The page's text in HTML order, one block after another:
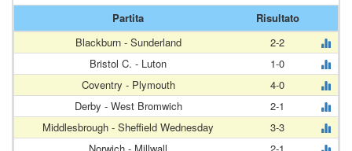
Partita
Risultato
Blackburn - Sunderland
2-2
Bristol C. - Luton
1-0
Coventry - Plymouth
4-0
Derby - West Bromwich
2-1
Middlesbrough - Sheffield Wednesday
3-3